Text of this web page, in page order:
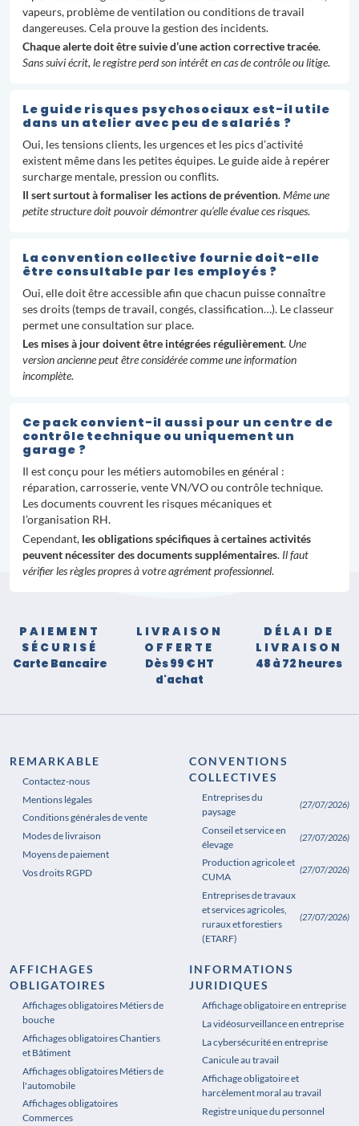
vapeurs, problème de ventilation ou conditions de travail
dangereuses. Cela prouve la gestion des incidents.
Chaque alerte doit être suivie d’une action corrective tracée.
Sans suivi écrit, le registre perd son intérêt en cas de contrôle ou litige.
Le guide risques psychosociaux est-il utile
dans un atelier avec peu de salariés ?
Oui, les tensions clients, les urgences et les pics d’activité
existent même dans les petites équipes. Le guide aide à repérer
surcharge mentale, pression ou conflits.
Il sert surtout à formaliser les actions de prévention.Même une
petite structure doit pouvoir démontrer qu’elle évalue ces risques.
La convention collective fournie doit-elle
être consultable par les employés ?
Oui, elle doit être accessible afin que chacun puisse connaître
ses droits (temps de travail, congés, classification…). Le classeur
permet une consultation sur place.
Les mises à jour doivent être intégrées régulièrement. Une
version ancienne peut être considérée comme une information
incomplète.
Ce pack convient-il aussi pour un centre de
contrôle technique ou uniquement un
garage ?
Il est conçu pour les métiers automobiles en général :
réparation, carrosserie, vente VN/VO ou contrôle technique.
Les documents couvrent les risques mécaniques et
l’organisation RH.
Cependant, les obligations spécifiques à certaines activités
peuvent nécessiter des documents supplémentaires. Il faut
vérifier les règles propres à votre agrément professionnel.
PAIEMENT
SÉCURISÉ
Carte Bancaire
LIVRAISON
OFFERTE
Dès 99 € HT
d'achat
DÉLAI DE
LIVRAISON
48 à 72 heures
REMARKABLE
Contactez-nous
Mentions légales
Conditions générales de vente
Modes de livraison
Moyens de paiement
Vos droits RGPD
CONVENTIONS
COLLECTIVES
Entreprises du
paysage
(27/07/2026)
Conseil et service en
élevage
(27/07/2026)
Production agricole et
CUMA
(27/07/2026)
Entreprises de travaux
et services agricoles,
ruraux et forestiers
(ETARF)
(27/07/2026)
AFFICHAGES
OBLIGATOIRES
Affichages obligatoires Métiers de
bouche
Affichages obligatoires Chantiers
et Bâtiment
Affichages obligatoires Métiers de
l'automobile
Affichages obligatoires
Commerces
Affichages obligatoires Pharmacie
INFORMATIONS
JURIDIQUES
Affichage obligatoire en entreprise
La vidéosurveillance en entreprise
La cybersécurité en entreprise
Canicule au travail
Affichage obligatoire et
harcèlement moral au travail
Registre unique du personnel